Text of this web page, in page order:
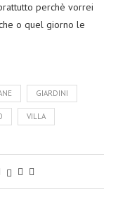
perchè vorrei
o quel giorno le
GIARDINI
VILLA